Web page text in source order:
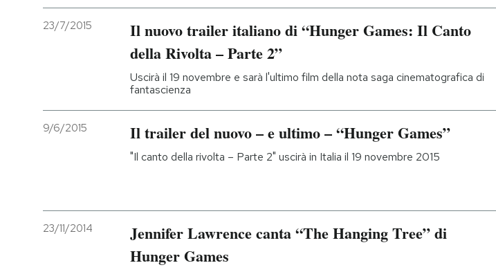
23/7/2015
Il nuovo trailer italiano di “Hunger Games: Il Canto
della Rivolta – Parte 2”
Uscirà il 19 novembre e sarà l'ultimo film della nota saga cinematografica di
fantascienza
9/6/2015 Il trailer del nuovo – e ultimo – “Hunger Games”
"Il canto della rivolta – Parte 2" uscirà in Italia il 19 novembre 2015
23/11/2014
Jennifer Lawrence canta “The Hanging Tree” di
Hunger Games